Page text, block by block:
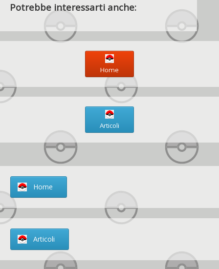
Potrebbe interessarti anche:
Home
Articoli
Home
Articoli